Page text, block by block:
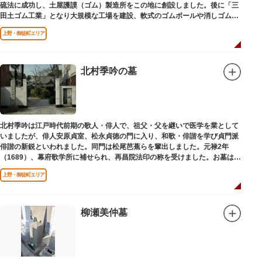
硫法に成功し、土屋護謨（ゴム）製造所をこの地に創設しました。後に「三
田土ゴム工業」となり大規模な工場を建設、軟式のゴムボールや消しゴムな
ど新しいゴム製品を次々に開発しました。
上野・御徒町エリア
北村季吟の墓
北村季吟は江戸時代前期の歌人・俳人で、祖父・父を継いで医学を業として
いましたが、俳人安原貞室、松永貞徳の門に入り、和歌・俳諧を学び貞門派
俳諧の新鋭といわれました。同門は松尾芭蕉らを輩出しました。元禄2年
（1689）、幕府歌学所に補せられ、再昌院法印の称を受けました。お墓は正
慶寺（しょうけいじ）にあります。
上野・御徒町エリア
柳瀬美仲墓